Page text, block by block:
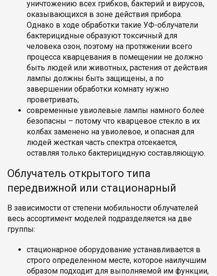
уничтожению всех грибков, бактерий и вирусов,
оказывающихся в зоне действия прибора.
Однако в ходе обработки такие УФ-облучатели
бактерицидные образуют токсичный для
человека озон, поэтому на протяжении всего
процесса кварцевания в помещении не должно
быть людей или животных, растения от действия
лампы должны быть защищены, а по
завершении обработки комнату нужно
проветривать;
современные увиолевые лампы намного более
безопасны – потому что кварцевое стекло в их
колбах заменено на увиолевое, и опасная для
людей жесткая часть спектра отсекается,
оставляя только бактерицидную составляющую.
Облучатель открытого типа
передвижной или стационарный
В зависимости от степени мобильности облучателей
весь ассортимент моделей подразделяется на две
группы:
стационарное оборудование устанавливается в
строго определенном месте, которое наилучшим
образом подходит для выполняемой им функции,